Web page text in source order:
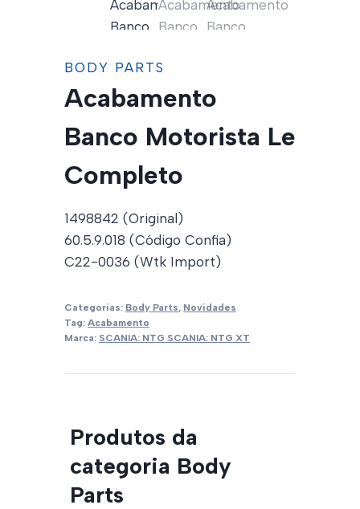
BODY PARTS
Acabamento
Banco Motorista Le
Completo
1498842 (Original)
60.5.9.018 (Código Confia)
C22-0036 (Wtk Import)
Categorias: Body Parts, Novidades
Tag: Acabamento
Marca: SCANIA: NTG SCANIA: NTG XT
Produtos da
categoria Body
Parts